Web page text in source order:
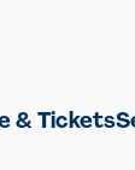
& Tickets